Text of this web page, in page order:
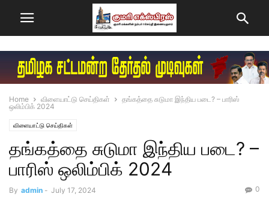
Home விளையாட்டு செய்திகள்
தங்கத்தை சுடுமா இந்திய படை? – பாரிஸ்
ஒலிம்பிக் 2024
விளையாட்டு செய்திகள்
தங்கத்தை சுடுமா இந்திய படை? –
பாரிஸ் ஒலிம்பிக் 2024
By admin - July 17, 2024 0